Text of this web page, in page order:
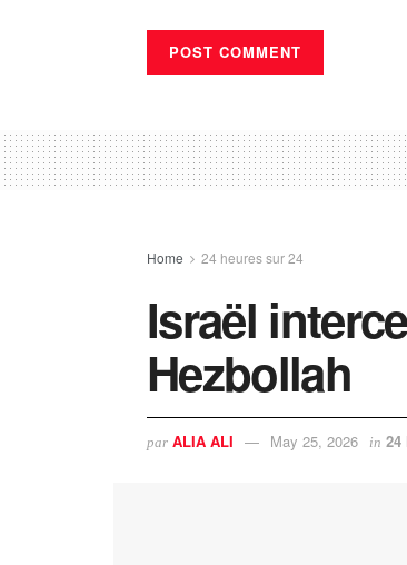
Home 24 heures sur 24
Israël
Hezbollah
par ALIA ALI May 25, 2026 in 24